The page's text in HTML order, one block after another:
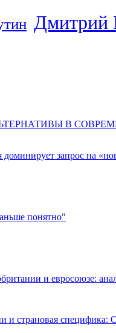
Дмитрий
В
запрос на
понятно"
и евросоюзе:
и страновая специфика: